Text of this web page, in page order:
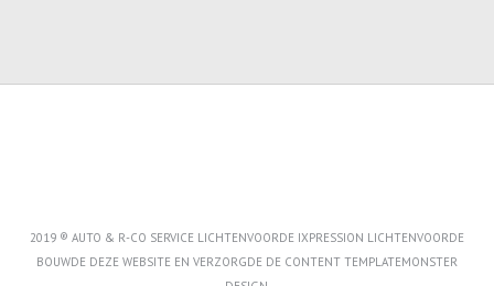
2019 ® AUTO & R-CO SERVICE LICHTENVOORDE IXPRESSION LICHTENVOORDE
BOUWDE DEZE WEBSITE EN VERZORGDE DE CONTENT TEMPLATEMONSTER